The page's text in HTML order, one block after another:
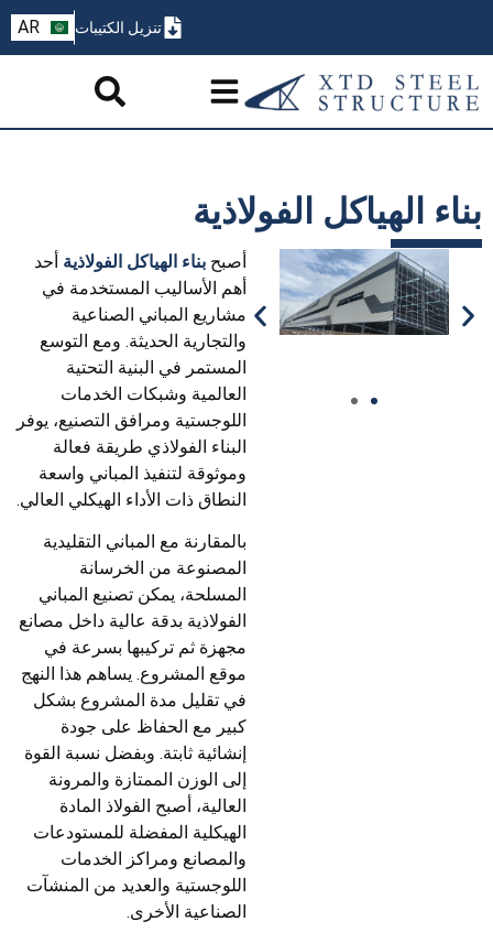
تنزيل الكتيبات AR
PT
بناء الهياكل الفولاذية
أصبح بناء الهياكل الفولاذية أحد
أهم الأساليب المستخدمة في
مشاريع المباني الصناعية
والتجارية الحديثة. ومع التوسع
المستمر في البنية التحتية
العالمية وشبكات الخدمات
اللوجستية ومرافق التصنيع، يوفر
البناء الفولاذي طريقة فعالة
وموثوقة لتنفيذ المباني واسعة
النطاق ذات الأداء الهيكلي العالي.
بالمقارنة مع المباني التقليدية
المصنوعة من الخرسانة
المسلحة، يمكن تصنيع المباني
الفولاذية بدقة عالية داخل مصانع
مجهزة ثم تركيبها بسرعة في
موقع المشروع. يساهم هذا النهج
في تقليل مدة المشروع بشكل
كبير مع الحفاظ على جودة
إنشائية ثابتة. وبفضل نسبة القوة
إلى الوزن الممتازة والمرونة
العالية، أصبح الفولاذ المادة
الهيكلية المفضلة للمستودعات
والمصانع ومراكز الخدمات
اللوجستية والعديد من المنشآت
الصناعية الأخرى.